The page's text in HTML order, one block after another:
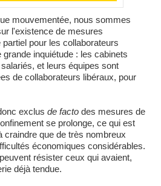
l'existence de mesures
pour les collaborateurs
inquiétude : les cabinets
et leurs équipes sont
de collaborateurs libéraux, pour
exclus de facto des mesures de
se prolonge, ce qui est
craindre que de très nombreux
économiques considérables.
résister ceux qui avaient,
déjà tendue.